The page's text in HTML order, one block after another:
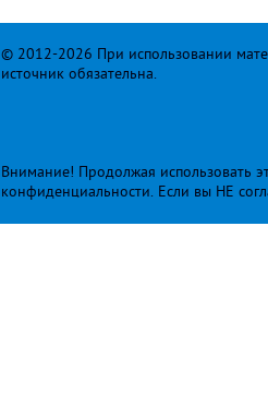
© 2012-2026 При использовании
источник обязательна.
Внимание! Продолжая использовать
конфиденциальности. Если вы НЕ